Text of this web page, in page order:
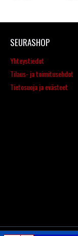
SEURASHOP
Yhteystiedot
Tilaus- ja toimitusehdot
Tietosuoja ja evästeet